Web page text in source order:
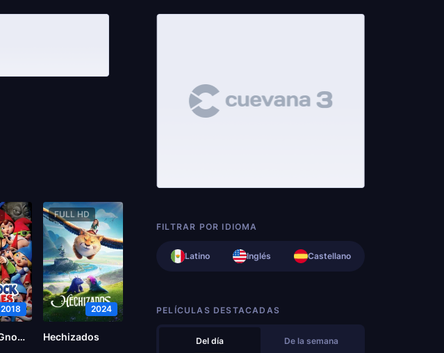
2018
Sherlock Gnomes
FULL HD
2024
Hechizados
FILTRAR POR IDIOMA
Latino Inglés Castellano
PELÍCULAS DESTACADAS
Del día De la semana